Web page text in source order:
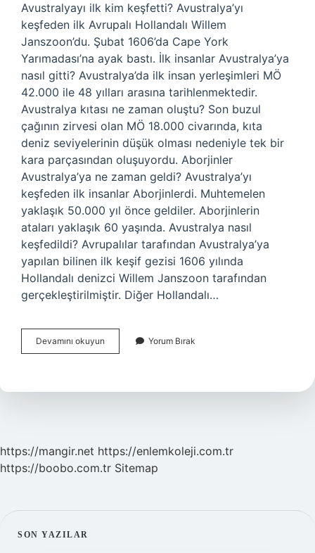
Avustralyayı ilk kim keşfetti? Avustralya’yı
keşfeden ilk Avrupalı ​​Hollandalı Willem
Janszoon’du. Şubat 1606’da Cape York
Yarımadası’na ayak bastı. İlk insanlar Avustralya’ya
nasıl gitti? Avustralya’da ilk insan yerleşimleri MÖ
42.000 ile 48 yılları arasına tarihlenmektedir.
Avustralya kıtası ne zaman oluştu? Son buzul
çağının zirvesi olan MÖ 18.000 civarında, kıta
deniz seviyelerinin düşük olması nedeniyle tek bir
kara parçasından oluşuyordu. Aborjinler
Avustralya’ya ne zaman geldi? Avustralya’yı
keşfeden ilk insanlar Aborjinlerdi. Muhtemelen
yaklaşık 50.000 yıl önce geldiler. Aborjinlerin
ataları yaklaşık 60 yaşında. Avustralya nasıl
keşfedildi? Avrupalılar tarafından Avustralya’ya
yapılan bilinen ilk keşif gezisi 1606 yılında
Hollandalı denizci Willem Janszoon tarafından
gerçekleştirilmiştir. Diğer Hollandalı…
Devamını okuyun Avustralya
Ilk
Keşfedildi
Yorum Bırak
https://mangir.net https://enlemkoleji.com.tr
https://boobo.com.tr Sitemap
SIDEBAR
SON YAZILAR